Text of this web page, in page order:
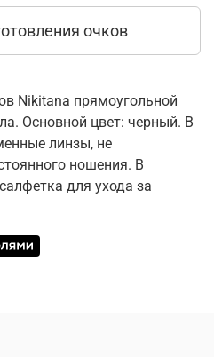
очков
Nikitana прямоугольной
Основной цвет: черный. В
линзы, не
ношения. В
для ухода за